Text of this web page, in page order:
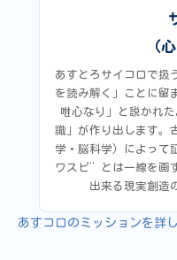
（
あすとろサイコロで扱
を読み解く」ことに留
唯心なり」と説かれ
識」が作り出します。
学・脳科学）によって
ワスピ”とは一線を画
出来る現実創造
あすコロのミッションを詳